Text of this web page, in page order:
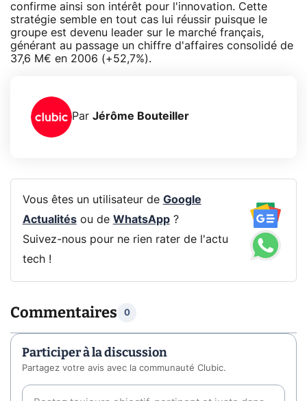
confirme ainsi son intérêt pour l'innovation. Cette
stratégie semble en tout cas lui réussir puisque le
groupe est devenu leader sur le marché français,
générant au passage un chiffre d'affaires consolidé de
37,6 M€ en 2006 (+52,7%).
Par Jérôme Bouteiller
Vous êtes un utilisateur de Google
Actualitésou de WhatsApp?
Suivez-nous pour ne rien rater de l'actu
tech !
Commentaires 0
Participer à la discussion
Partagez votre avis avec la communauté Clubic.